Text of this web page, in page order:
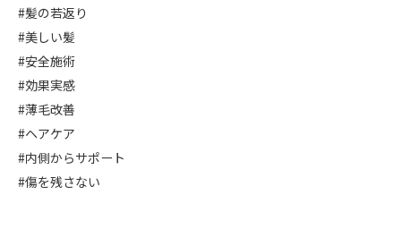
#髪の若返り
#美しい髪
#安全施術
#効果実感
#薄毛改善
#ヘアケア
#内側からサポート
#傷を残さない